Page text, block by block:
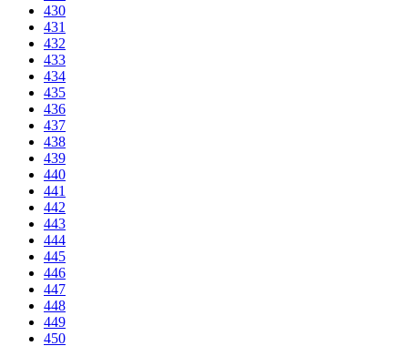
430
431
432
433
434
435
436
437
438
439
440
441
442
443
444
445
446
447
448
449
450